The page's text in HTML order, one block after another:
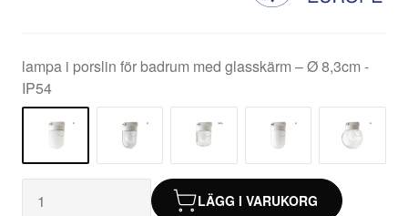
lampa i porslin för badrum med glasskärm – Ø 8,3cm -
IP54
LÄGG I VARUKORG